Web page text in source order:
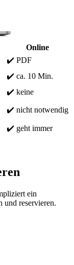
Online
✔️ PDF
✔️ ca. 10 Min.
✔️ keine
✔️ nicht notwendig
✔️ geht immer
ein
und reservieren.